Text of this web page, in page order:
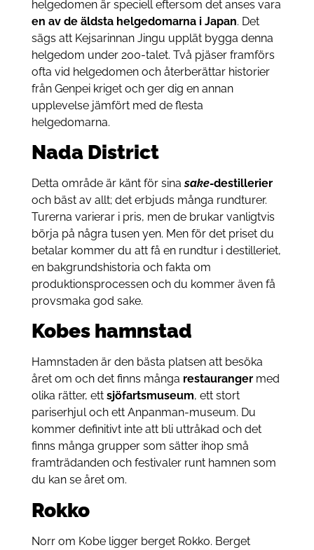
helgedomen är speciell eftersom det anses vara
en av de äldsta helgedomarna i Japan. Det
sägs att Kejsarinnan Jingu upplät bygga denna
helgedom under 200-talet. Två pjäser framförs
ofta vid helgedomen och återberättar historier
från Genpei kriget och ger dig en annan
upplevelse jämfört med de flesta
helgedomarna.
Nada District
Detta område är känt för sinasake-destillerier
och bäst av allt; det erbjuds många rundturer.
Turerna varierar i pris, men de brukar vanligtvis
börja på några tusen yen. Men för det priset du
betalar kommer du att få en rundtur i destilleriet,
en bakgrundshistoria och fakta om
produktionsprocessen och du kommer även få
provsmaka god sake.
Kobes hamnstad
Hamnstaden är den bästa platsen att besöka
året om och det finns många restaurangermed
olika rätter, ett sjöfartsmuseum, ett stort
pariserhjul och ett Anpanman-museum. Du
kommer definitivt inte att bli uttråkad och det
finns många grupper som sätter ihop små
framträdanden och festivaler runt hamnen som
du kan se året om.
Rokko
Norr om Kobe ligger berget Rokko. Berget